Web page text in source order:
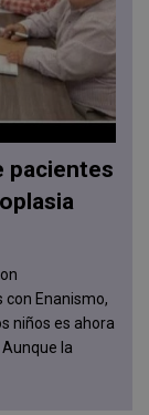
pacientes
con Enanismo,
niños es ahora
la